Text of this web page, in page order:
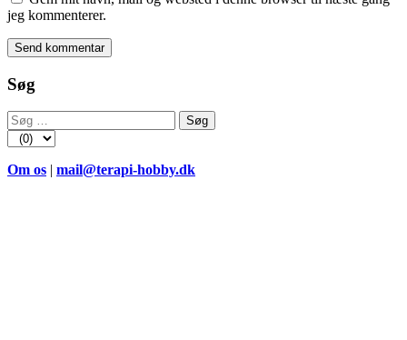
jeg kommenterer.
Søg
Søg
efter:
Om os | mail@terapi-hobby.dk